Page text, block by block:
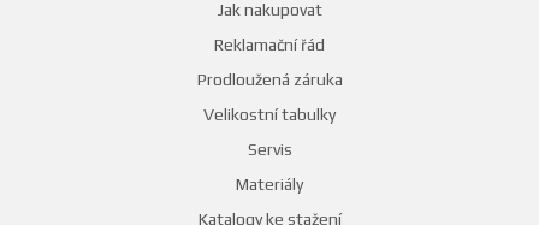
Jak nakupovat
Reklamační řád
Prodloužená záruka
Velikostní tabulky
Servis
Materiály
Katalogy ke stažení